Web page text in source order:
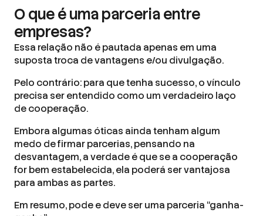
O que é uma parceria entre
empresas?
Essa relação não é pautada apenas em uma
suposta troca de vantagens e/ou divulgação.
Pelo contrário: para que tenha sucesso, o vínculo
precisa ser entendido como um verdadeiro laço
de cooperação.
Embora algumas óticas ainda tenham algum
medo de firmar parcerias, pensando na
desvantagem, a verdade é que se a cooperação
for bem estabelecida, ela poderá ser vantajosa
para ambas as partes.
Em resumo, pode e deve ser uma parceria “ganha-